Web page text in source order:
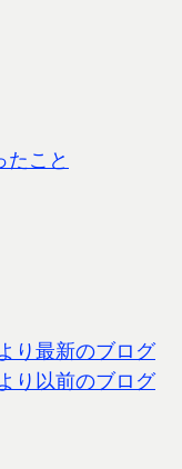
たこと
り最新のブログ
り以前のブログ